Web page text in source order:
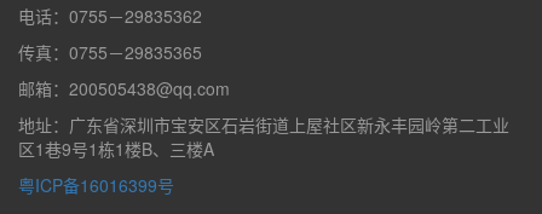
电话：0755－29835362
传真：0755－29835365
邮箱：200505438@qq.com
地址：广东省深圳市宝安区石岩街道上屋社区新永丰园岭第二工业
区1巷9号1栋1楼B、三楼A
粤ICP备16016399号